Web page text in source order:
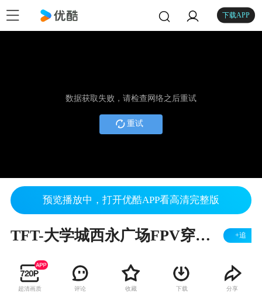
下载APP
数据获取失败，请检查网络之后重试
重试
预览播放中，打开优酷APP看高清完整版
TFT-大学城西永广场FPV穿越机团队练习 +追
超清画质 评论 收藏 下载 分享